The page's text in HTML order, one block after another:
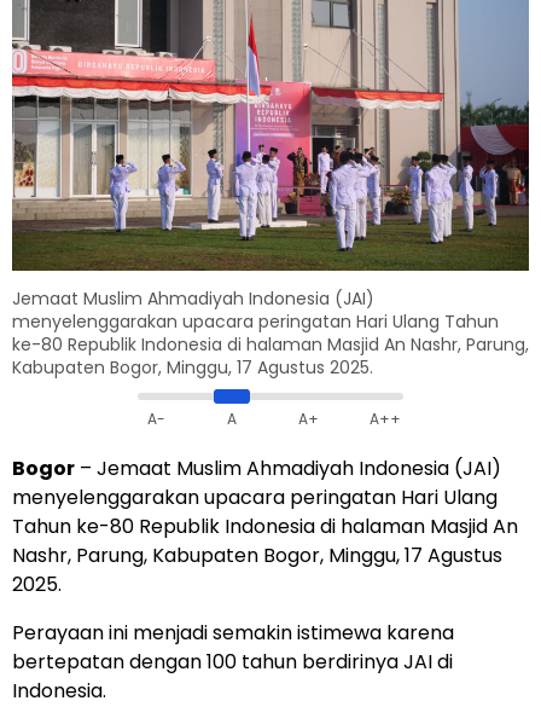
Jemaat Muslim Ahmadiyah Indonesia (JAI)
menyelenggarakan upacara peringatan Hari Ulang Tahun
ke-80 Republik Indonesia di halaman Masjid An Nashr, Parung,
Kabupaten Bogor, Minggu, 17 Agustus 2025.
A- A A+ A++
Bogor – Jemaat Muslim Ahmadiyah Indonesia (JAI)
menyelenggarakan upacara peringatan Hari Ulang
Tahun ke-80 Republik Indonesia di halaman Masjid An
Nashr, Parung, Kabupaten Bogor, Minggu, 17 Agustus
2025.
Perayaan ini menjadi semakin istimewa karena
bertepatan dengan 100 tahun berdirinya JAI di
Indonesia.